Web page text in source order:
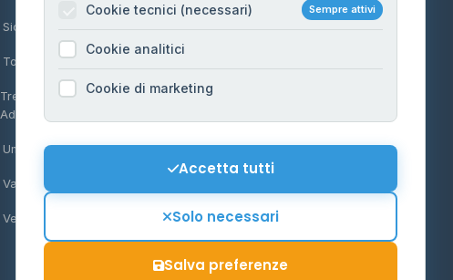
Sicilia
Toscana
Trentino-Alto
Adige
Umbria
Valle d'Aosta
Veneto
Informazioni legali
Privacy Policy
Cookie Policy
Mappa del sito
Contattaci
Cookie tecnici (necessari) Sempre attivi
Cookie analitici
Cookie di marketing
Accetta tutti
Solo necessari
Salva preferenze